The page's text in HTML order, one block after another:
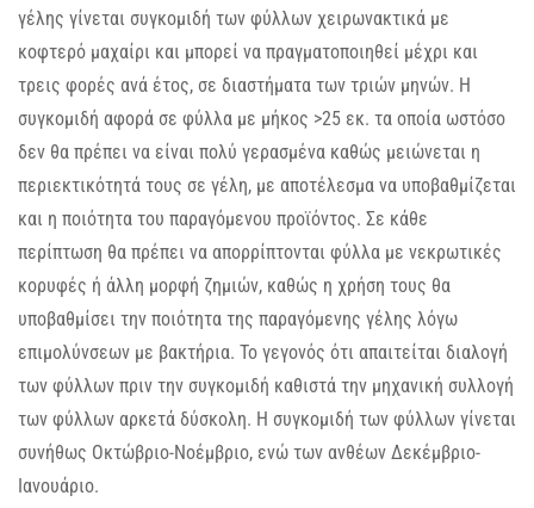
γέλης γίνεται συγκομιδή των φύλλων χειρωνακτικά με
κοφτερό μαχαίρι και μπορεί να πραγματοποιηθεί μέχρι και
τρεις φορές ανά έτος, σε διαστήματα των τριών μηνών. Η
συγκομιδή αφορά σε φύλλα με μήκος >25 εκ. τα οποία ωστόσο
δεν θα πρέπει να είναι πολύ γερασμένα καθώς μειώνεται η
περιεκτικότητά τους σε γέλη, με αποτέλεσμα να υποβαθμίζεται
και η ποιότητα του παραγόμενου προϊόντος. Σε κάθε
περίπτωση θα πρέπει να απορρίπτονται φύλλα με νεκρωτικές
κορυφές ή άλλη μορφή ζημιών, καθώς η χρήση τους θα
υποβαθμίσει την ποιότητα της παραγόμενης γέλης λόγω
επιμολύνσεων με βακτήρια. Το γεγονός ότι απαιτείται διαλογή
των φύλλων πριν την συγκομιδή καθιστά την μηχανική συλλογή
των φύλλων αρκετά δύσκολη. Η συγκομιδή των φύλλων γίνεται
συνήθως Οκτώβριο-Νοέμβριο, ενώ των ανθέων Δεκέμβριο-
Ιανουάριο.